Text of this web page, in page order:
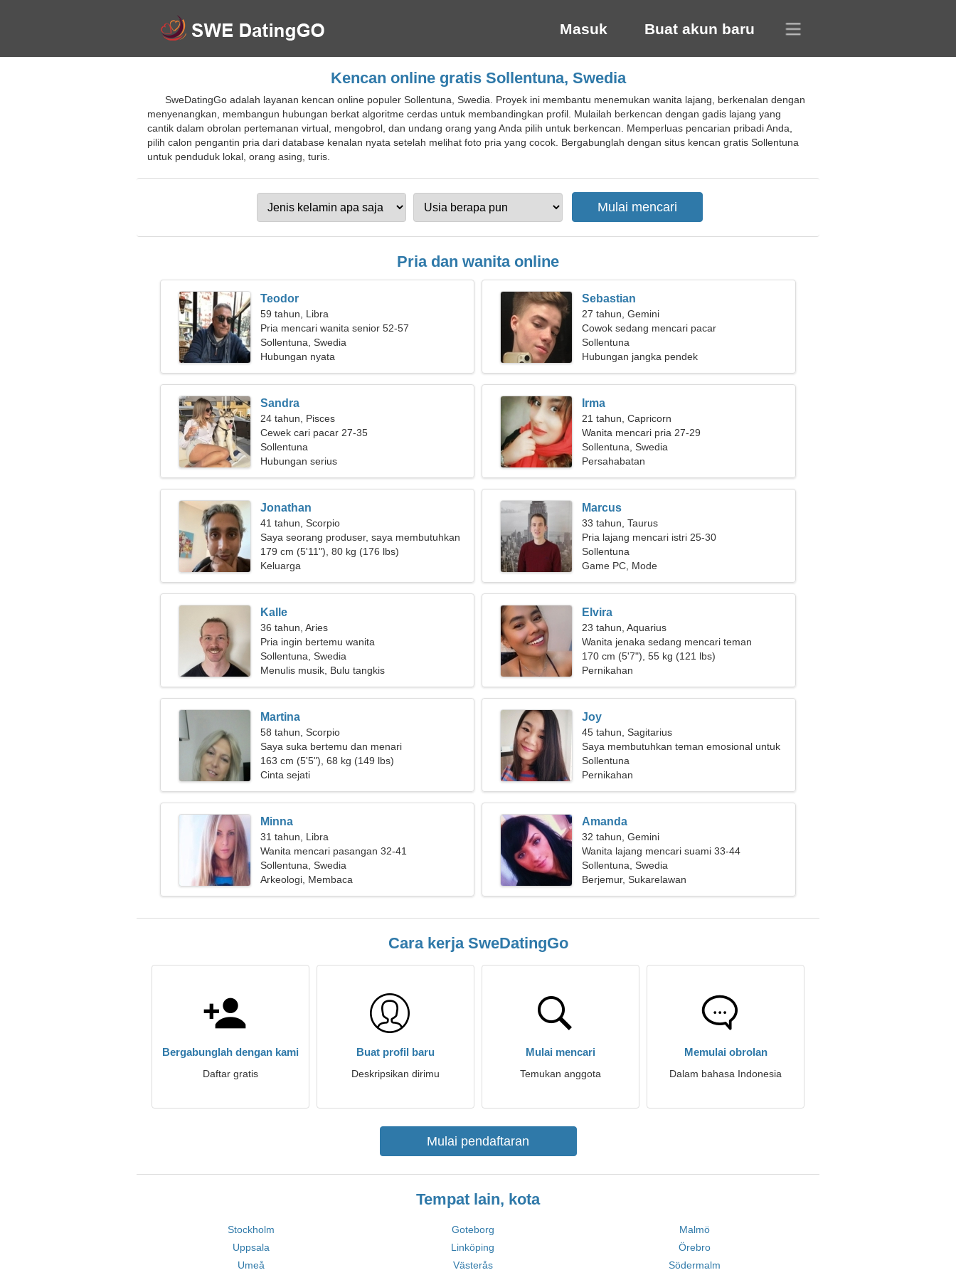
Masuk Buat akun baru
Kencan online gratis Sollentuna, Swedia
SweDatingGo adalah layanan kencan online populer Sollentuna, Swedia. Proyek ini membantu menemukan wanita lajang, berkenalan dengan
menyenangkan, membangun hubungan berkat algoritme cerdas untuk membandingkan profil. Mulailah berkencan dengan gadis lajang yang
cantik dalam obrolan pertemanan virtual, mengobrol, dan undang orang yang Anda pilih untuk berkencan. Memperluas pencarian pribadi Anda,
pilih calon pengantin pria dari database kenalan nyata setelah melihat foto pria yang cocok. Bergabunglah dengan situs kencan gratis Sollentuna
untuk penduduk lokal, orang asing, turis.
Pria dan wanita online
Teodor
59 tahun, Libra
Pria mencari wanita senior 52-57
Sollentuna, Swedia
Hubungan nyata
Sebastian
27 tahun, Gemini
Cowok sedang mencari pacar
Sollentuna
Hubungan jangka pendek
Sandra
24 tahun, Pisces
Cewek cari pacar 27-35
Sollentuna
Hubungan serius
Irma
21 tahun, Capricorn
Wanita mencari pria 27-29
Sollentuna, Swedia
Persahabatan
Jonathan
41 tahun, Scorpio
Saya seorang produser, saya membutuhkan
wanita yang baik
179 cm (5'11"), 80 kg (176 lbs)
Keluarga
Marcus
33 tahun, Taurus
Pria lajang mencari istri 25-30
Sollentuna
Game PC, Mode
Kalle
36 tahun, Aries
Pria ingin bertemu wanita
Sollentuna, Swedia
Menulis musik, Bulu tangkis
Elvira
23 tahun, Aquarius
Wanita jenaka sedang mencari teman
170 cm (5'7"), 55 kg (121 lbs)
Pernikahan
Martina
58 tahun, Scorpio
Saya suka bertemu dan menari
163 cm (5'5"), 68 kg (149 lbs)
Cinta sejati
Joy
45 tahun, Sagitarius
Saya membutuhkan teman emosional untuk
bermain ski bersama
Sollentuna
Pernikahan
Minna
31 tahun, Libra
Wanita mencari pasangan 32-41
Sollentuna, Swedia
Arkeologi, Membaca
Amanda
32 tahun, Gemini
Wanita lajang mencari suami 33-44
Sollentuna, Swedia
Berjemur, Sukarelawan
Cara kerja SweDatingGo
Bergabunglah dengan kami
Daftar gratis
Buat profil baru
Deskripsikan dirimu
Mulai mencari
Temukan anggota
Memulai obrolan
Dalam bahasa Indonesia
Mulai pendaftaran
Tempat lain, kota
Stockholm Goteborg
Malmö
Uppsala
Linköping
Örebro
Umeå
Västerås Södermalm